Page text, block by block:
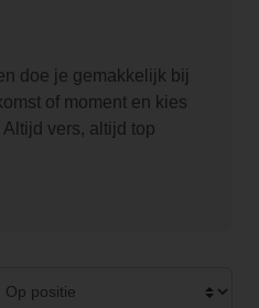
doe je gemakkelijk bij
of moment en kies
vers, altijd top